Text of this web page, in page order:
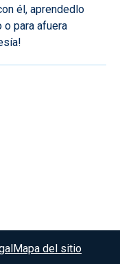
él, aprendedlo
para afuera
Mapa del sitio